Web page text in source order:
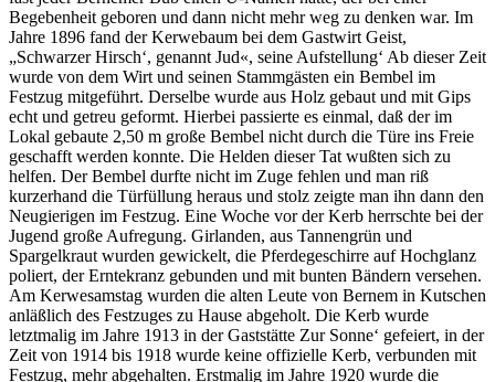
Begebenheit geboren und dann nicht mehr weg zu denken war. Im
Jahre 1896 fand der Kerwebaum bei dem Gastwirt Geist,
„Schwarzer Hirsch‘, genannt Jud«, seine Aufstellung‘ Ab dieser Zeit
wurde von dem Wirt und seinen Stammgästen ein Bembel im
Festzug mitgeführt. Derselbe wurde aus Holz gebaut und mit Gips
echt und getreu geformt. Hierbei passierte es einmal, daß der im
Lokal gebaute 2,50 m große Bembel nicht durch die Türe ins Freie
geschafft werden konnte. Die Helden dieser Tat wußten sich zu
helfen. Der Bembel durfte nicht im Zuge fehlen und man riß
kurzerhand die Türfüllung heraus und stolz zeigte man ihn dann den
Neugierigen im Festzug. Eine Woche vor der Kerb herrschte bei der
Jugend große Aufregung. Girlanden, aus Tannengrün und
Spargelkraut wurden gewickelt, die Pferdegeschirre auf Hochglanz
poliert, der Erntekranz gebunden und mit bunten Bändern versehen.
Am Kerwesamstag wurden die alten Leute von Bernem in Kutschen
anläßlich des Festzuges zu Hause abgeholt. Die Kerb wurde
letztmalig im Jahre 1913 in der Gaststätte Zur Sonne‘ gefeiert, in der
Zeit von 1914 bis 1918 wurde keine offizielle Kerb, verbunden mit
Festzug, mehr abgehalten. Erstmalig im Jahre 1920 wurde die